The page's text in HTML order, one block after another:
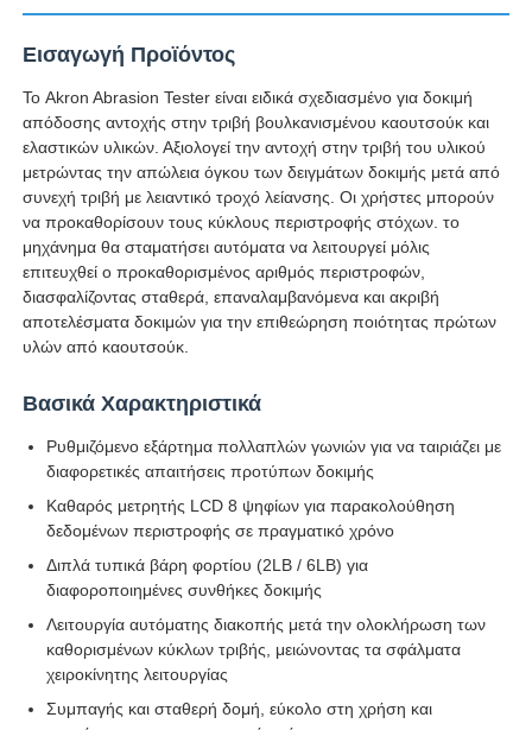
Αρχική Σελίδα
Προϊόντα
Σχετικά με εμάς
Γύρος εργοστασίων
Ποιοτικός έλεγχος
επαφή
Εξοπλισμός δοκιμής εργαστηρίων
Θάλαμος Περιβαλλοντικών Δοκιμών
Καθολική μηχανή δοκιμών
Εισαγωγή Προϊόντος
Το Akron Abrasion Tester είναι ειδικά σχεδιασμένο για δοκιμή
απόδοσης αντοχής στην τριβή βουλκανισμένου καουτσούκ και
ελαστικών υλικών. Αξιολογεί την αντοχή στην τριβή του υλικού
μετρώντας την απώλεια όγκου των δειγμάτων δοκιμής μετά από
συνεχή τριβή με λειαντικό τροχό λείανσης. Οι χρήστες μπορούν
να προκαθορίσουν τους κύκλους περιστροφής στόχων. το
μηχάνημα θα σταματήσει αυτόματα να λειτουργεί μόλις
επιτευχθεί ο προκαθορισμένος αριθμός περιστροφών,
διασφαλίζοντας σταθερά, επαναλαμβανόμενα και ακριβή
αποτελέσματα δοκιμών για την επιθεώρηση ποιότητας πρώτων
υλών από καουτσούκ.
Βασικά Χαρακτηριστικά
Ρυθμιζόμενο εξάρτημα πολλαπλών γωνιών για να ταιριάζει με
διαφορετικές απαιτήσεις προτύπων δοκιμής
Καθαρός μετρητής LCD 8 ψηφίων για παρακολούθηση
δεδομένων περιστροφής σε πραγματικό χρόνο
Διπλά τυπικά βάρη φορτίου (2LB / 6LB) για
διαφοροποιημένες συνθήκες δοκιμής
Λειτουργία αυτόματης διακοπής μετά την ολοκλήρωση των
καθορισμένων κύκλων τριβής, μειώνοντας τα σφάλματα
χειροκίνητης λειτουργίας
Συμπαγής και σταθερή δομή, εύκολο στη χρήση και